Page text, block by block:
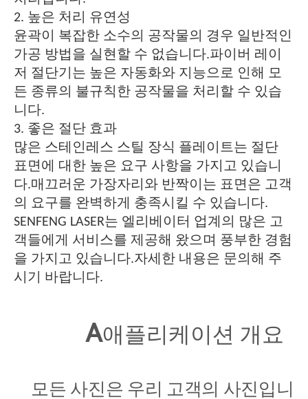
2. 높은 처리 유연성
윤곽이 복잡한 소수의 공작물의 경우 일반적인
가공 방법을 실현할 수 없습니다.파이버 레이
저 절단기는 높은 자동화와 지능으로 인해 모
든 종류의 불규칙한 공작물을 처리할 수 있습
니다.
3. 좋은 절단 효과
많은 스테인레스 스틸 장식 플레이트는 절단
표면에 대한 높은 요구 사항을 가지고 있습니
다.매끄러운 가장자리와 반짝이는 표면은 고객
의 요구를 완벽하게 충족시킬 수 있습니다.
SENFENG LASER는 엘리베이터 업계의 많은 고
객들에게 서비스를 제공해 왔으며 풍부한 경험
을 가지고 있습니다.자세한 내용은 문의해 주
시기 바랍니다.
A애플리케이션 개요
모든 사진은 우리 고객의 사진입니